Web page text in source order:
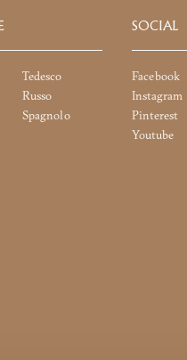
Tedesco
Russo
Spagnolo
SOCIAL
Facebook
Instagram
Pinterest
Youtube
qui sotto: